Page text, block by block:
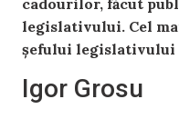
cadourilor, făcut
legislativului. Cel
șefului legislativului
Igor Grosu